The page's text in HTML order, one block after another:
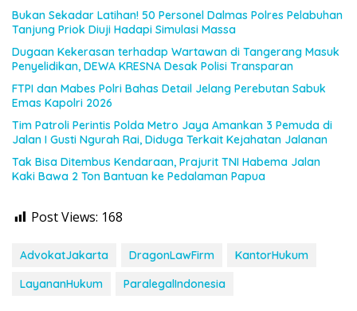
Bukan Sekadar Latihan! 50 Personel Dalmas Polres Pelabuhan
Tanjung Priok Diuji Hadapi Simulasi Massa
Dugaan Kekerasan terhadap Wartawan di Tangerang Masuk
Penyelidikan, DEWA KRESNA Desak Polisi Transparan
FTPI dan Mabes Polri Bahas Detail Jelang Perebutan Sabuk
Emas Kapolri 2026
Tim Patroli Perintis Polda Metro Jaya Amankan 3 Pemuda di
Jalan I Gusti Ngurah Rai, Diduga Terkait Kejahatan Jalanan
Tak Bisa Ditembus Kendaraan, Prajurit TNI Habema Jalan
Kaki Bawa 2 Ton Bantuan ke Pedalaman Papua
Post Views: 168
AdvokatJakarta DragonLawFirm
KantorHukum
LayananHukum
ParalegalIndonesia